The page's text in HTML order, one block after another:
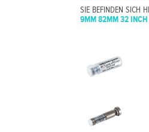
SIE BEFINDEN SICH
9MM 82MM 32 INCH